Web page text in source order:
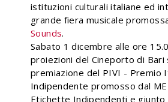
istituzioni culturali italiane ed
grande fiera musicale
Sounds.
Sabato 1 dicembre alle ore
proiezioni del Cineporto di Bari
premiazione del PIVI - Premio
Indipendente promosso dal
Etichette Indipendenti e giunto